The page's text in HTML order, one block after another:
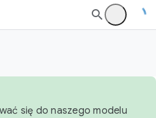
się do naszego modelu